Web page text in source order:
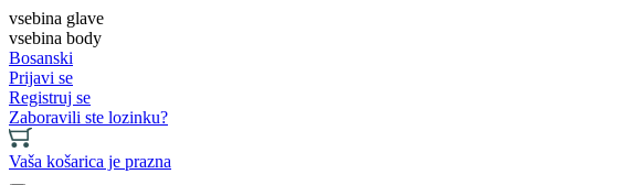
vsebina glave
vsebina body
Bosanski
Prijavi se
Registruj se
Zaboravili ste lozinku?
Vaša košarica je prazna